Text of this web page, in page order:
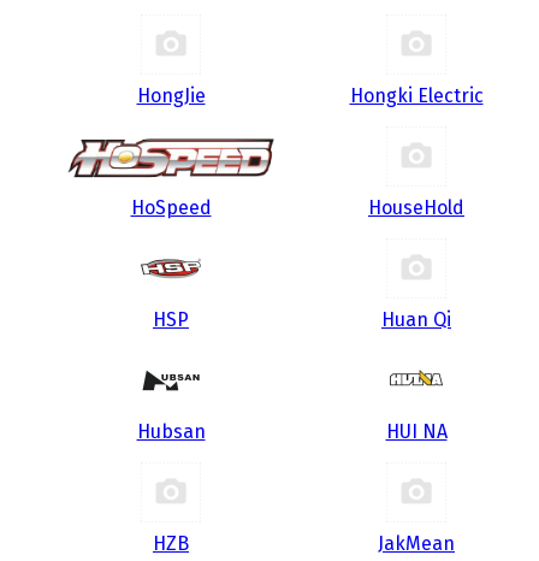
HongJie Hongki Electric
HoSpeed HouseHold
HSP Huan Qi
Hubsan HUI NA
HZB JakMean